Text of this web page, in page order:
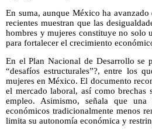
En suma, aunque México ha
recientes muestran que las
hombres y mujeres constituye no solo
para fortalecer el crecimiento
En el Plan Nacional de Desarrollo se
“desafíos estructurales”?, entre los
mujeres en México. El documento
el mercado laboral, así como brechas
empleo. Asimismo, señala que
económicos tradicionalmente menos
limita su autonomía económica y